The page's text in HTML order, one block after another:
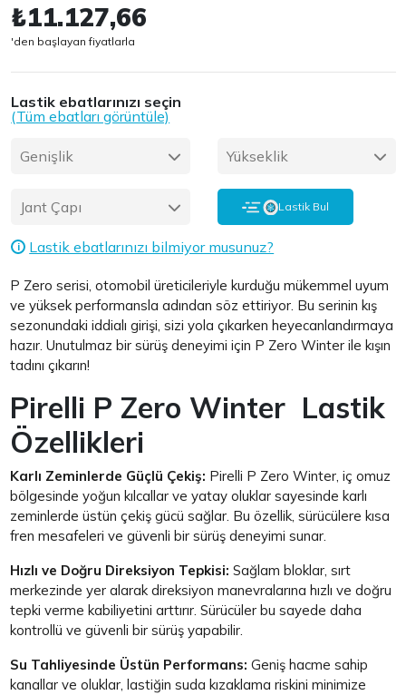
₺11.127,66
'den başlayan fiyatlarla
Lastik ebatlarınızı seçin
(Tüm ebatları görüntüle)
Genişlik Yükseklik
Jant Çapı Lastik Bul
i Lastik ebatlarınızı bilmiyor musunuz?
P Zero serisi, otomobil üreticileriyle kurduğu mükemmel uyum
ve yüksek performansla adından söz ettiriyor. Bu serinin kış
sezonundaki iddialı girişi, sizi yola çıkarken heyecanlandırmaya
hazır. Unutulmaz bir sürüş deneyimi için P Zero Winter ile kışın
tadını çıkarın!
Pirelli P Zero Winter Lastik
Özellikleri
Karlı Zeminlerde Güçlü Çekiş: Pirelli P Zero Winter, iç omuz
bölgesinde yoğun kılcallar ve yatay oluklar sayesinde karlı
zeminlerde üstün çekiş gücü sağlar. Bu özellik, sürücülere kısa
fren mesafeleri ve güvenli bir sürüş deneyimi sunar.
Hızlı ve Doğru Direksiyon Tepkisi:Sağlam bloklar, sırt
merkezinde yer alarak direksiyon manevralarına hızlı ve doğru
tepki verme kabiliyetini arttırır. Sürücüler bu sayede daha
kontrollü ve güvenli bir sürüş yapabilir.
Su Tahliyesinde Üstün Performans:Geniş hacme sahip
kanallar ve oluklar, lastiğin suda kızaklama riskini minimize